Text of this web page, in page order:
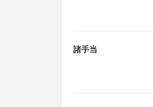
諸手当